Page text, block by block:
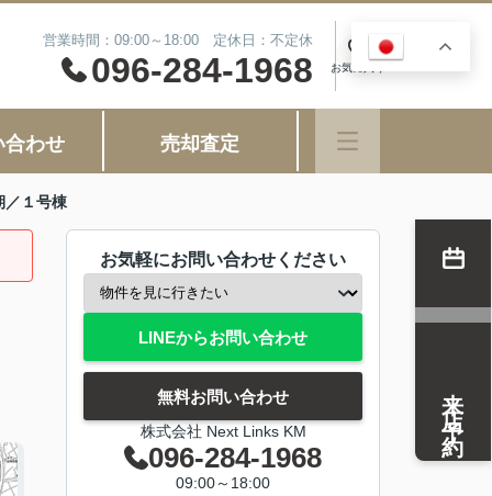
営業時間：09:00～18:00 定休日：不定休
096-284-1968 お気に入り
合わせ 売却査定
／１号棟
お気軽にお問い合わせください
LINEからお問い合わせ
無料お問い合わせ
株式会社 Next Links KM
096-284-1968
09:00～18:00
来店予約